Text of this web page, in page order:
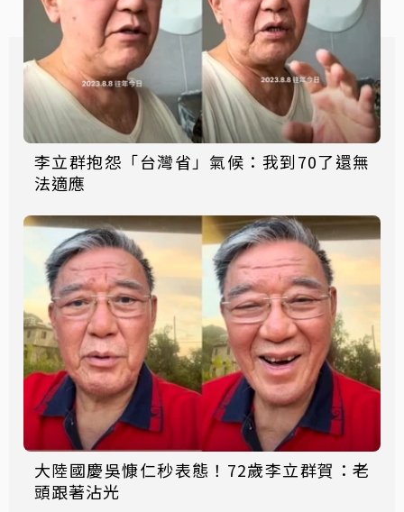
李立群抱怨「台灣省」氣候：我到70了還無
法適應
大陸國慶吳慷仁秒表態！72歲李立群賀：老
頭跟著沾光